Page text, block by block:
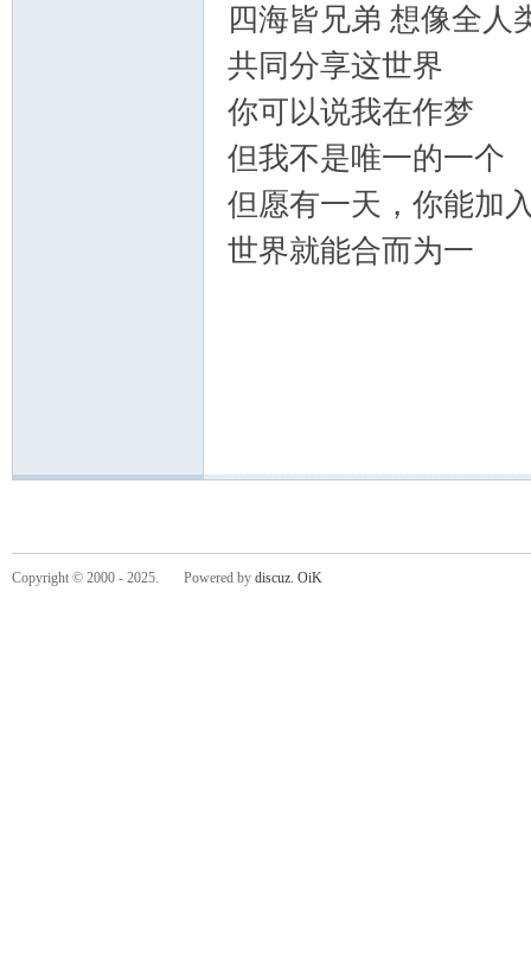
四海皆兄弟 想像全
共同分享这世界
你可以说我在作梦
但我不是唯一的一个
但愿有一天，你能
世界就能合而为一
Copyright © 2000 - 2025. Powered by discuz. OiK